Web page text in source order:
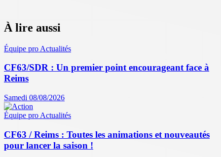
À lire aussi
Équipe pro Actualités
CF63/SDR : Un premier point encourageant face à
Reims
Samedi 08/08/2026
Équipe pro Actualités
CF63 / Reims : Toutes les animations et nouveautés
pour lancer la saison !